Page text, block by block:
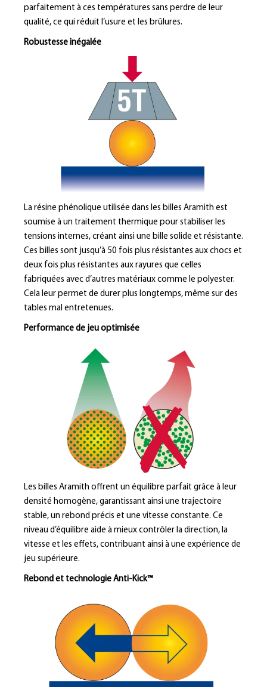
parfaitement à ces températures sans perdre de leur
qualité, ce qui réduit l’usure et les brûlures.
Robustesse inégalée
La résine phénolique utilisée dans les billes Aramith est
soumise à un traitement thermique pour stabiliser les
tensions internes, créant ainsi une bille solide et résistante.
Ces billes sont jusqu’à 50 fois plus résistantes aux chocs et
deux fois plus résistantes aux rayures que celles
fabriquées avec d’autres matériaux comme le polyester.
Cela leur permet de durer plus longtemps, même sur des
tables mal entretenues.
Performance de jeu optimisée
Les billes Aramith offrent un équilibre parfait grâce à leur
densité homogène, garantissant ainsi une trajectoire
stable, un rebond précis et une vitesse constante. Ce
niveau d’équilibre aide à mieux contrôler la direction, la
vitesse et les effets, contribuant ainsi à une expérience de
jeu supérieure.
Rebond et technologie Anti-Kick™